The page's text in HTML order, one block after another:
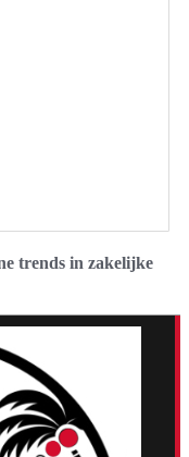
trends in zakelijke